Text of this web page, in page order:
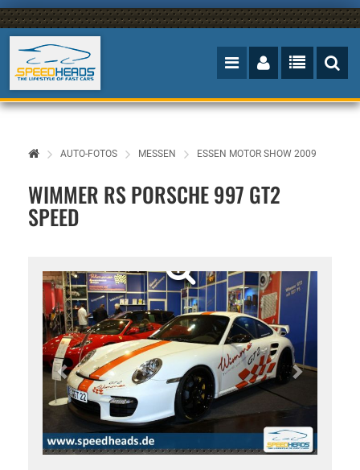
AUTO-FOTOS MESSEN ESSEN MOTOR SHOW 2009
WIMMER RS PORSCHE 997 GT2
SPEED